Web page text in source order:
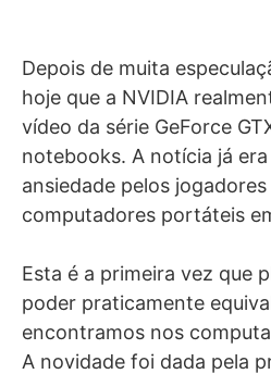
Depois de muita
hoje que a NVIDIA
vídeo da série GeForce
notebooks. A notícia já
ansiedade pelos
computadores portáteis
Esta é a primeira vez que
poder praticamente
encontramos nos
A novidade foi dada pela